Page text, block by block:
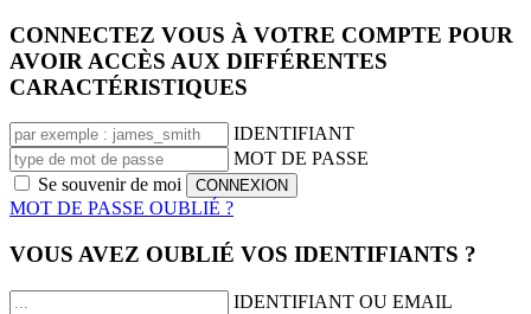
CONNECTEZ VOUS À VOTRE COMPTE POUR
AVOIR ACCÈS AUX DIFFÉRENTES
CARACTÉRISTIQUES
IDENTIFIANT
MOT DE PASSE
Se souvenir de moi
MOT DE PASSE OUBLIÉ ?
VOUS AVEZ OUBLIÉ VOS IDENTIFIANTS ?
IDENTIFIANT OU EMAIL